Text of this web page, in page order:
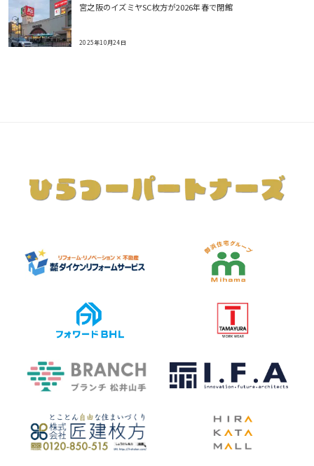
宮之阪のイズミヤSC枚方が2026年春で閉館
2025年10月24日